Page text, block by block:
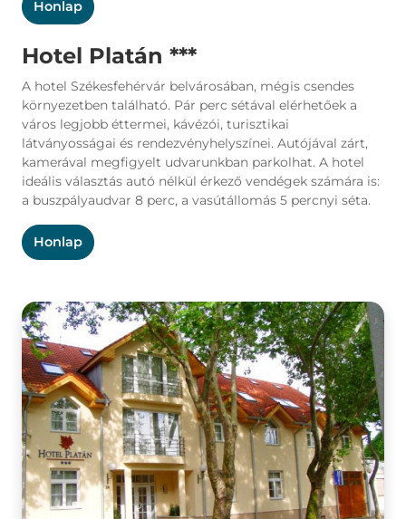
Honlap
Hotel Platán ***
A hotel Székesfehérvár belvárosában, mégis csendes
környezetben található. Pár perc sétával elérhetőek a
város legjobb éttermei, kávézói, turisztikai
látványosságai és rendezvényhelyszínei. Autójával zárt,
kamerával megfigyelt udvarunkban parkolhat. A hotel
ideális választás autó nélkül érkező vendégek számára is:
a buszpályaudvar 8 perc, a vasútállomás 5 percnyi séta.
Honlap